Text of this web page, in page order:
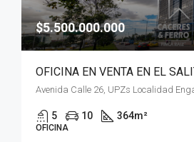
$5.500.000.000
5 10 364m²
OFICINA